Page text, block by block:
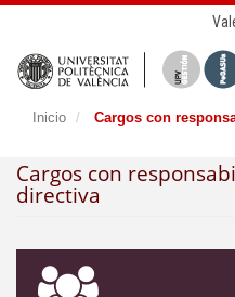
Inicio Cargos con
Cargos con
directiva